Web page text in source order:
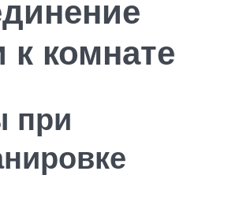
комнате
при